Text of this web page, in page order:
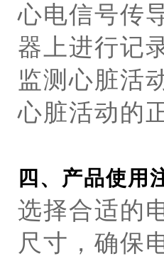
心电信号传
器上进行记
监测心脏活
心脏活动的
四、产品使用
选择合适的
尺寸，确保